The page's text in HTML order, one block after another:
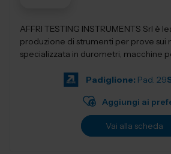
AFFRI TESTING INSTRUMENTS Srl è
produzione di strumenti per prove sui
specializzata in durometri, macchine
Padiglione: Pad. 29
Aggiungi ai
Vai alla scheda